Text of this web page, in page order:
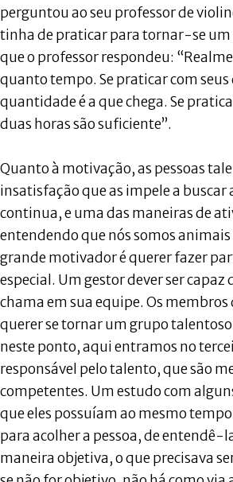
perguntou ao seu professor de
tinha de praticar para tornar-se um
que o professor respondeu:
quanto tempo. Se praticar com
quantidade é a que chega. Se
duas horas são suficiente”.
Quanto à motivação, as pessoas
insatisfação que as impele a buscar
continua, e uma das maneiras de
entendendo que nós somos
grande motivador é querer fazer
especial. Um gestor dever ser capaz
chama em sua equipe. Os
querer se tornar um grupo
neste ponto, aqui entramos no
responsável pelo talento, que são
competentes. Um estudo com
que eles possuíam ao mesmo
para acolher a pessoa, de entendê-
maneira objetiva, o que precisava